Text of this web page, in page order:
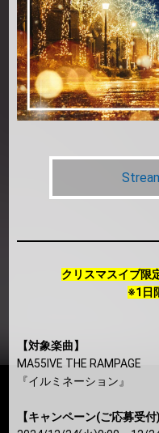
クリスマスイブ限
※1日
【対象楽曲】
MA55IVE THE RAMPAGE
『イルミネーション』
【キャンペーン(ご応募受付